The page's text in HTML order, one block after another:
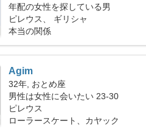
年配の女性を探している男
ピレウス、 ギリシャ
本当の関係
Agim
32年, おとめ座
男性は女性に会いたい 23-30
ピレウス
ローラースケート、カヤック